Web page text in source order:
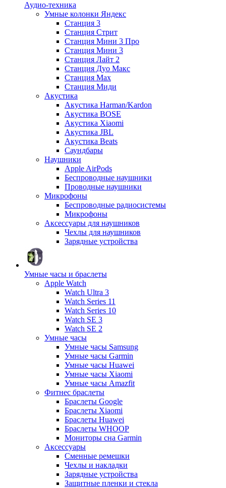
Аудио-техника
Умные колонки Яндекс
Станция 3
Станция Стрит
Станция Мини 3 Про
Станция Мини 3
Станция Лайт 2
Станция Дуо Макс
Станция Max
Станция Миди
Акустика
Акустика Harman/Kardon
Акустика BOSE
Акустика Xiaomi
Акустика JBL
Акустика Beats
Саундбары
Наушники
Apple AirPods
Беспроводные наушники
Проводные наушники
Микрофоны
Беспроводные радиосистемы
Микрофоны
Аксессуары для наушников
Чехлы для наушников
Зарядные устройства
Умные часы и браслеты
Apple Watch
Watch Ultra 3
Watch Series 11
Watch Series 10
Watch SE 3
Watch SE 2
Умные часы
Умные часы Samsung
Умные часы Garmin
Умные часы Huawei
Умные часы Xiaomi
Умные часы Amazfit
Фитнес браслеты
Браслеты Google
Браслеты Xiaomi
Браслеты Huawei
Браслеты WHOOP
Мониторы сна Garmin
Аксессуары
Сменные ремешки
Чехлы и накладки
Зарядные устройства
Защитные пленки и стекла